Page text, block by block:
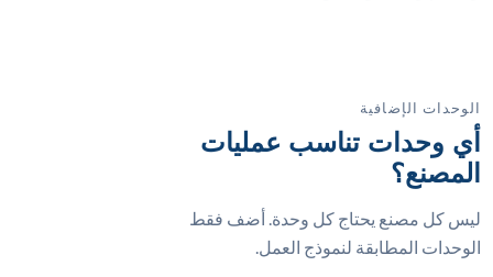
الوحدات الإضافية
أي وحدات تناسب عمليات
المصنع؟
ليس كل مصنع يحتاج كل وحدة. أضف فقط
الوحدات المطابقة لنموذج العمل.